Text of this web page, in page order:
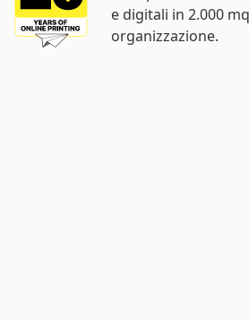
e digitali in 2.000
organizzazione.